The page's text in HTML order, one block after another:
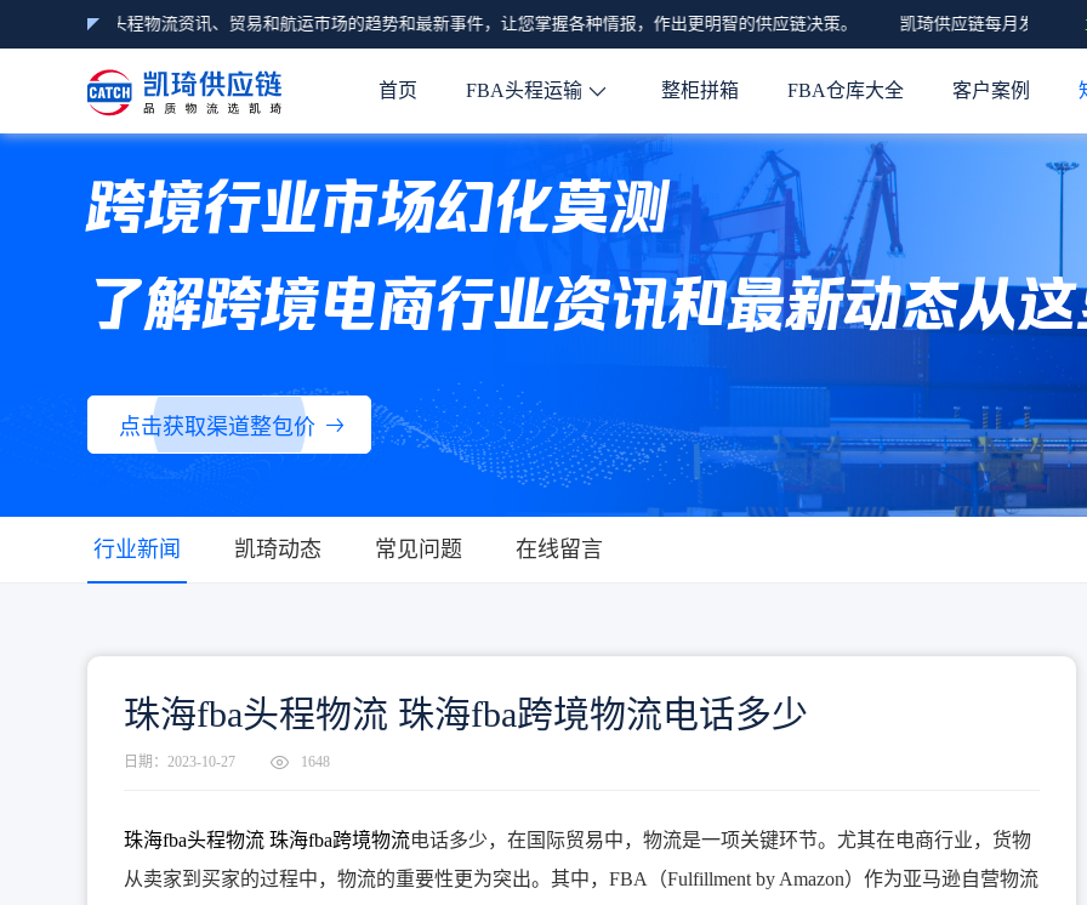
马逊FBA头程物流资讯、贸易和航运市场的趋势和最新事件，让您掌握各种情报，作出更明智的供应链决策。 凯琦供应链每月发布关于全
首页 FBA头程运输 整柜拼箱 FBA仓库大全 客户案例
跨境行业市场幻化莫测
了解跨境电商行业资讯和最新动态从
点击获取渠道整包价
行业新闻 凯琦动态 常见问题 在线留言
珠海fba头程物流 珠海fba跨境物流电话多少
日期：2023-10-27 1648
珠海fba头程物流 珠海fba跨境物流电话多少，在国际贸易中，物流是一项关键环节。尤其在电商行业，货物
从卖家到买家的过程中，物流的重要性更为突出。其中，FBA（Fulfillment by Amazon）作为亚马逊自营物流